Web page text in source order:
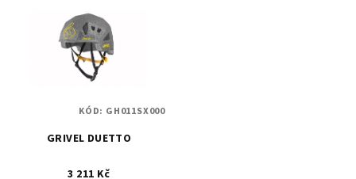
GRIVEL DUETTO
3 211 Kč
KÓD: GH011SX000